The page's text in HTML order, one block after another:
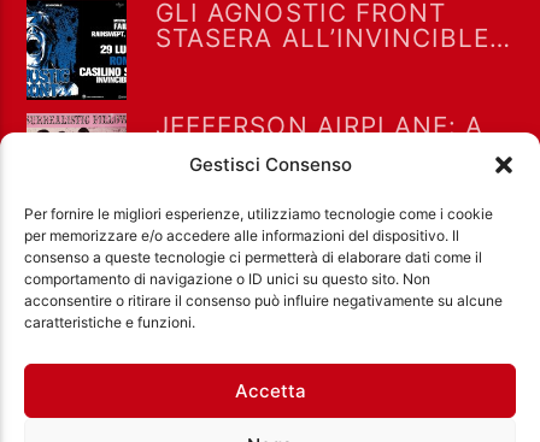
Gestisci Consenso
Per fornire le migliori esperienze, utilizziamo tecnologie come i cookie
per memorizzare e/o accedere alle informazioni del dispositivo. Il
consenso a queste tecnologie ci permetterà di elaborare dati come il
comportamento di navigazione o ID unici su questo sito. Non
acconsentire o ritirare il consenso può influire negativamente su alcune
caratteristiche e funzioni.
Accetta
GLI AGNOSTIC FRONT
STASERA ALL’INVINCIBLE
JEFFERSON AIRPLANE: A
LUGLIO 1967 “WHITE
RABBIT” RAGGIUNSE LA
POSIZIONE #8 NELLA
BILLBOARD HOT 100
Ass. Cult. Dissociazione - Codice fiscale:
Città Aperta via di Casal Bruciato 31/A, Roma